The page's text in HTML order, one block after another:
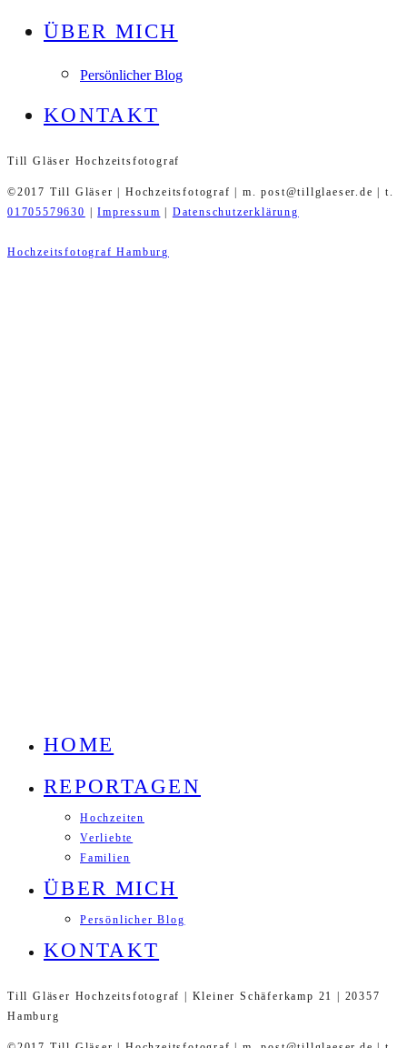
ÜBER MICH
Persönlicher Blog
KONTAKT
Till Gläser Hochzeitsfotograf
©2017 Till Gläser | Hochzeitsfotograf | m. post@tillglaeser.de | t.
01705579630
|Impressum Datenschutzerklärung
Hochzeitsfotograf Hamburg
HOME
REPORTAGEN
Hochzeiten
Verliebte
Familien
ÜBER MICH
Persönlicher Blog
KONTAKT
Till Gläser Hochzeitsfotograf | Kleiner Schäferkamp 21 | 20357
Hamburg